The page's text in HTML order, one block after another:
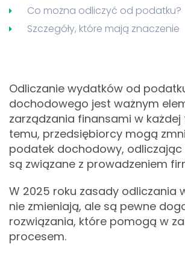
Co można odliczyć od podatku?
Szczegóły, które mają znaczenie
Odliczanie wydatków od
dochodowego jest ważnym
zarządzania finansami w każdej
temu, przedsiębiorcy mogą
podatek dochodowy, odliczając
są związane z prowadzeniem
W 2025 roku zasady odliczania
nie zmieniają, ale są pewne
rozwiązania, które pomogą w
procesem.